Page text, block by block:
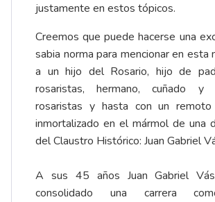
justamente en estos tópicos.
Creemos que puede hacerse una
sabia norma para mencionar en esta
a un hijo del Rosario, hijo de
rosaristas, hermano, cuñado y
rosaristas y hasta con un remoto
inmortalizado en el mármol de una
del Claustro Histórico: Juan Gabriel
A sus 45 años Juan Gabriel
consolidado una carrera